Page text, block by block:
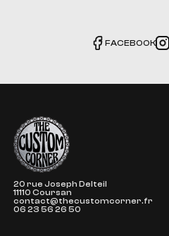
FACEBOOK
The Custom Corner
20 rue Joseph Delteil
11110 Coursan
contact@thecustomcorner.fr
06 23 56 26 50